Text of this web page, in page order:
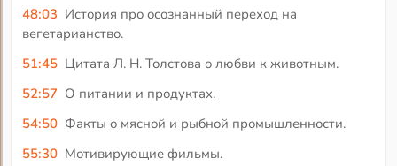
48:03 История про осознанный переход на
вегетарианство.
51:45 Цитата Л. Н. Толстова о любви к животным.
52:57 О питании и продуктах.
54:50 Факты о мясной и рыбной промышленности.
55:30 Мотивирующие фильмы.